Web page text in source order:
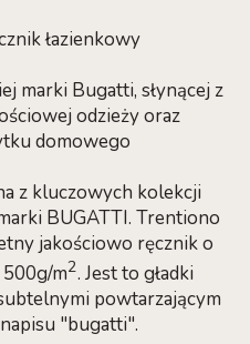
łazienkowy
marki Bugatti, słynącej z
odzieży oraz
domowego
z kluczowych kolekcji
BUGATTI. Trentiono
jakościowo ręcznik o
m2. Jest to gładki
powtarzającym
"bugatti".